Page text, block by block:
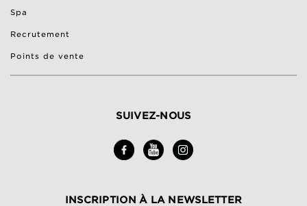
Spa
Recrutement
Points de vente
SUIVEZ-NOUS
INSCRIPTION À LA NEWSLETTER